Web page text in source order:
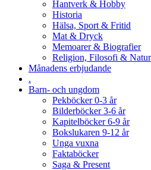
Hantverk & Hobby
Historia
Hälsa, Sport & Fritid
Mat & Dryck
Memoarer & Biografier
Religion, Filosofi &
Månadens erbjudande
.
Barn- och ungdom
Pekböcker 0-3 år
Bilderböcker 3-6 år
Kapitelböcker 6-9 år
Bokslukaren 9-12 år
Unga vuxna
Faktaböcker
Saga & Present